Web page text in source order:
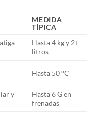
MEDIDA
TÍPICA
Hasta 4 kg y 2+
litros
Hasta 50 °C
y
Hasta 6 G en
frenadas